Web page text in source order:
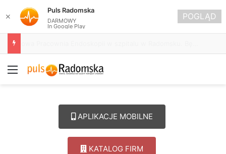
Menu
APLIKACJE MOBILNE
KATALOG FIRM
✕
Puls Radomska
DARMOWY
In Google Play
POGLĄD